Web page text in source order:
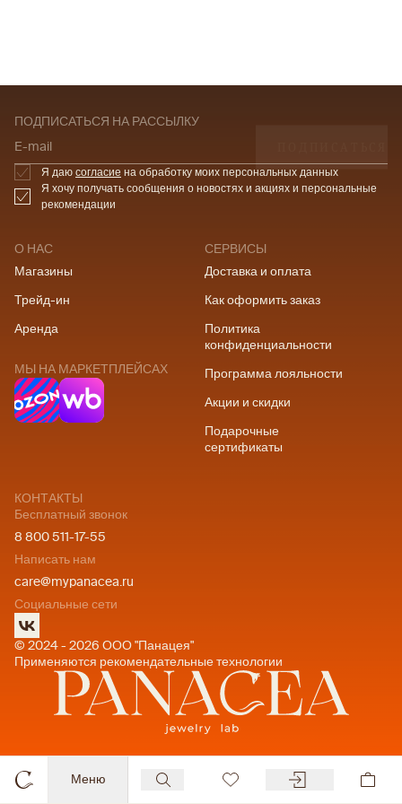
Меню
О НАС
Магазины
Трейд-ин
Аренда
МЫ НА МАРКЕТПЛЕЙСАХ
СЕРВИСЫ
Доставка и оплата
Как оформить заказ
Политика
конфиденциальности
Программа лояльности
Акции и скидки
Подарочные
сертификаты
КОНТАКТЫ
Бесплатный звонок
8 800 511-17-55
Написать нам
care@mypanacea.ru
Социальные сети
© 2024 - 2026 ООО "Панацея"
Применяются рекомендательные технологии
ПОДПИСАТЬСЯ НА РАССЫЛКУ
E-mail
Я даю согласие на обработку моих персональных данных
Я хочу получать сообщения о новостях и акциях и персональные
рекомендации